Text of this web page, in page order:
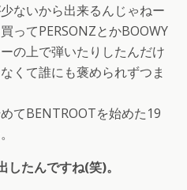
ないから出来るんじゃねー
ってPERSONZとかBOOWY
の上で弾いたりしたんだけ
くて誰にも褒められずつま
てBENTROOTを始めた19
たんですね(笑)。